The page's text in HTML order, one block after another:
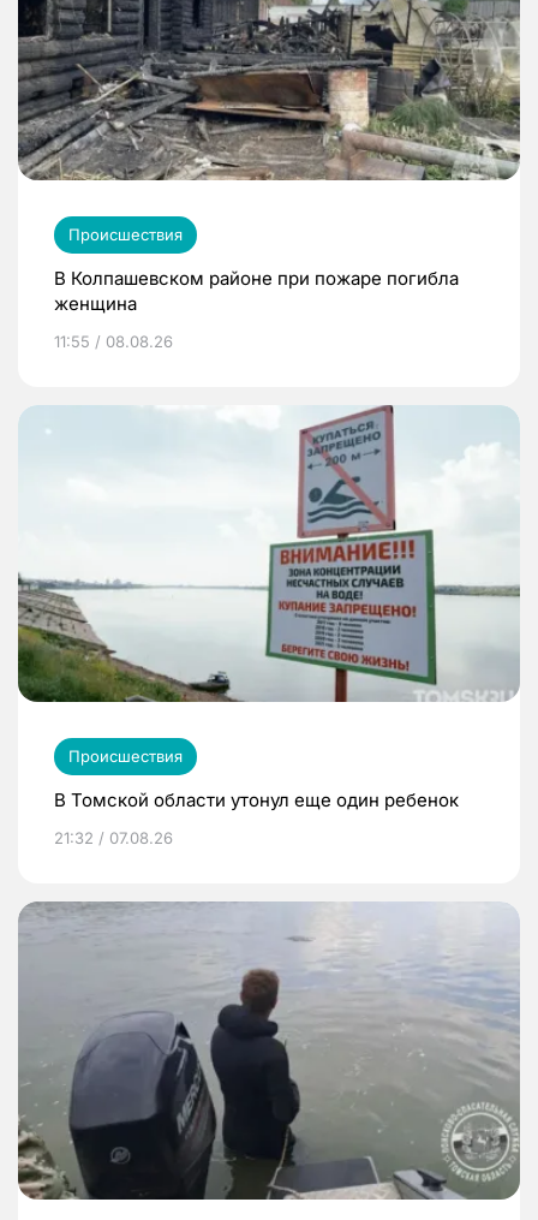
Происшествия
В Колпашевском районе при пожаре погибла
женщина
11:55 / 08.08.26
Происшествия
В Томской области утонул еще один ребенок
21:32 / 07.08.26